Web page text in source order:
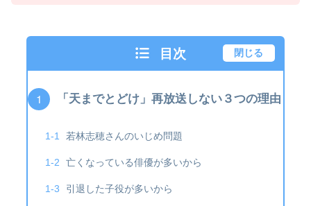
目次 閉じる
「天までとどけ」再放送しない３つの理由
若林志穂さんのいじめ問題
亡くなっている俳優が多いから
引退した子役が多いから